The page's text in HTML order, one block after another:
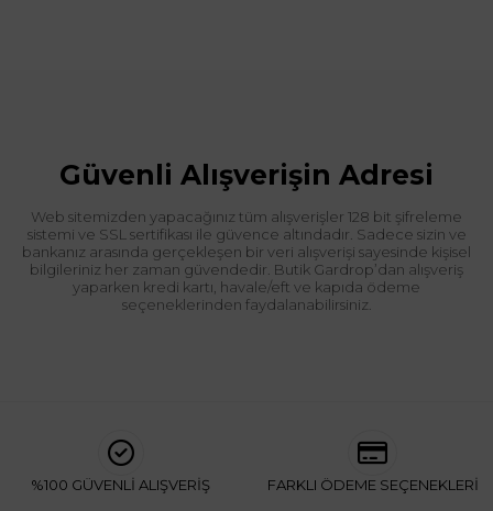
Güvenli Alışverişin Adresi
Web sitemizden yapacağınız tüm alışverişler 128 bit şifreleme
sistemi ve SSL sertifikası ile güvence altındadır. Sadece sizin ve
bankanız arasında gerçekleşen bir veri alışverişi sayesinde kişisel
bilgileriniz her zaman güvendedir. Butik Gardrop’dan alışveriş
yaparken kredi kartı, havale/eft ve kapıda ödeme
seçeneklerinden faydalanabilirsiniz.
%100 GÜVENLİ ALIŞVERİŞ FARKLI ÖDEME SEÇENEKLERİ